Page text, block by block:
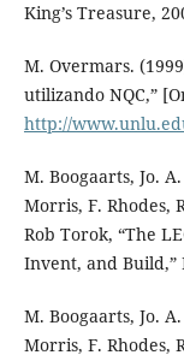
King’s Treasure,
M. Overmars.
utilizando NQC,”
http://
M. Boogaarts, Jo.
Morris, F. Rhodes,
Rob Torok, “The
Invent, and Build,”
M. Boogaarts, Jo.
Morris, F. Rhodes,